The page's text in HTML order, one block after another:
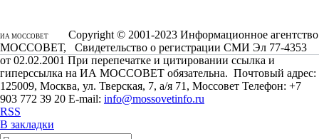
ИА МОССОВЕТ
Copyright © 2001-2023 Информационное агентство
МОССОВЕТ, Свидетельство о регистрации СМИ Эл 77-4353
от 02.02.2001 При перепечатке и цитировании ссылка и
гиперссылка на ИА МОССОВЕТ обязательна. Почтовый адрес:
125009, Москва, ул. Тверская, 7, а/я 71, Моссовет Телефон: +7
903 772 39 20 E-mail: info@mossovetinfo.ru
RSS
В закладки